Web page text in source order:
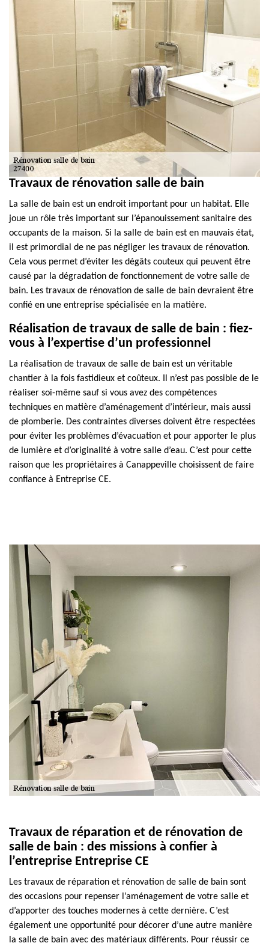
Travaux de rénovation salle de bain
La salle de bain est un endroit important pour un habitat. Elle
joue un rôle très important sur l’épanouissement sanitaire des
occupants de la maison. Si la salle de bain est en mauvais état,
il est primordial de ne pas négliger les travaux de rénovation.
Cela vous permet d’éviter les dégâts couteux qui peuvent être
causé par la dégradation de fonctionnement de votre salle de
bain. Les travaux de rénovation de salle de bain devraient être
confié en une entreprise spécialisée en la matière.
Réalisation de travaux de salle de bain : fiez-
vous à l’expertise d’un professionnel
La réalisation de travaux de salle de bain est un véritable
chantier à la fois fastidieux et coûteux. Il n’est pas possible de le
réaliser soi-même sauf si vous avez des compétences
techniques en matière d’aménagement d’intérieur, mais aussi
de plomberie. Des contraintes diverses doivent être respectées
pour éviter les problèmes d’évacuation et pour apporter le plus
de lumière et d’originalité à votre salle d’eau. C’est pour cette
raison que les propriétaires à Canappeville choisissent de faire
confiance à Entreprise CE.
Travaux de réparation et de rénovation de
salle de bain : des missions à confier à
l’entreprise Entreprise CE
Les travaux de réparation et rénovation de salle de bain sont
des occasions pour repenser l’aménagement de votre salle et
d’apporter des touches modernes à cette dernière. C’est
également une opportunité pour décorer d’une autre manière
la salle de bain avec des matériaux différents. Pour réussir ce